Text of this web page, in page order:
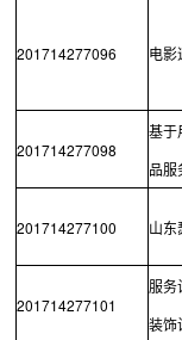
201714277096 电影
201714277098
基于
品服
201714277100 山东
201714277101
服
装饰